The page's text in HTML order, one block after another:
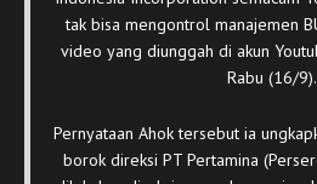
tak bisa mengontrol manajemen
video yang diunggah di akun
Rabu (16/9).
Pernyataan Ahok tersebut ia
borok direksi PT Pertamina